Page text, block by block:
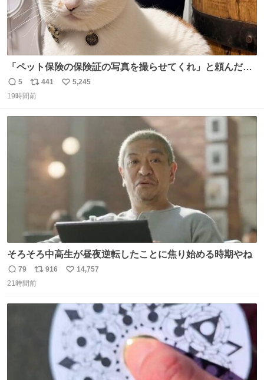
「ペット保険の保険証の写真を撮らせてくれ」と頼んだら
ちゃんと座ってポーズを取ってくれた人
返
信
5
リ
ポ
441
い
5,245
19時間前
そろそろ中高生が昼夜逆転したことに焦り始める時期やね
返
信
79
リ
ポ
916
い
数
14,757
21時間前